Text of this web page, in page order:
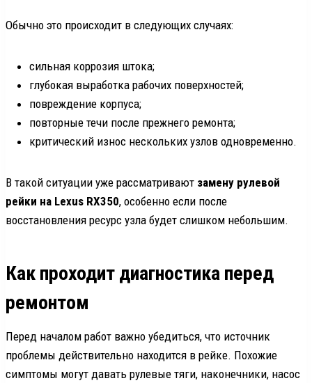
Обычно это происходит в следующих случаях:
сильная коррозия штока;
глубокая выработка рабочих поверхностей;
повреждение корпуса;
повторные течи после прежнего ремонта;
критический износ нескольких узлов одновременно.
В такой ситуации уже рассматривают замену рулевой
рейки на Lexus RX350, особенно если после
восстановления ресурс узла будет слишком небольшим.
Как проходит диагностика перед
ремонтом
Перед началом работ важно убедиться, что источник
проблемы действительно находится в рейке. Похожие
симптомы могут давать рулевые тяги, наконечники, насос